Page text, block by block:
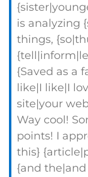
is analyzing
things,
{Saved as a
like|I like|I
site|your
Way cool!
points! I
this}
{and